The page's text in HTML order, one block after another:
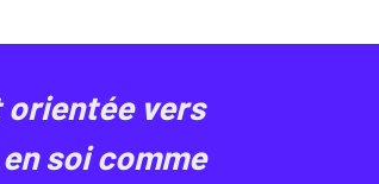
orientée vers
soi comme